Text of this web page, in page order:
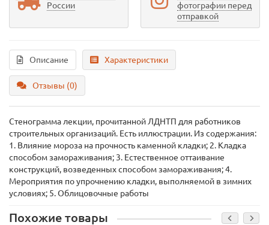
России
фотографии перед
отправкой
Описание Характеристики
Отзывы (0)
Стенограмма лекции, прочитанной ЛДНТП для работников
строительных организаций. Есть иллюстрации. Из содержания:
1. Влияние мороза на прочность каменной кладки; 2. Кладка
способом замораживания; 3. Естественное оттаивание
конструкций, возведенных способом замораживания; 4.
Мероприятия по упрочнению кладки, выполняемой в зимних
условиях; 5. Облицовочные работы
Похожие товары